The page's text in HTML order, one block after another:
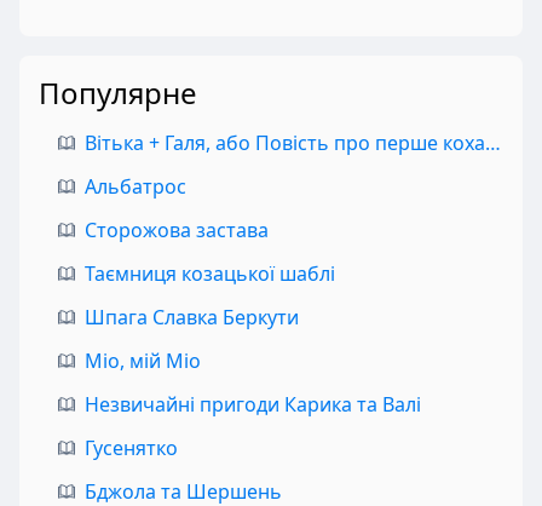
Популярне
Вітька + Галя, або Повість про перше кохання
Альбатрос
Сторожова застава
Таємниця козацької шаблі
Шпага Славка Беркути
Міо, мій Міо
Незвичайні пригоди Карика та Валі
Гусенятко
Бджола та Шершень